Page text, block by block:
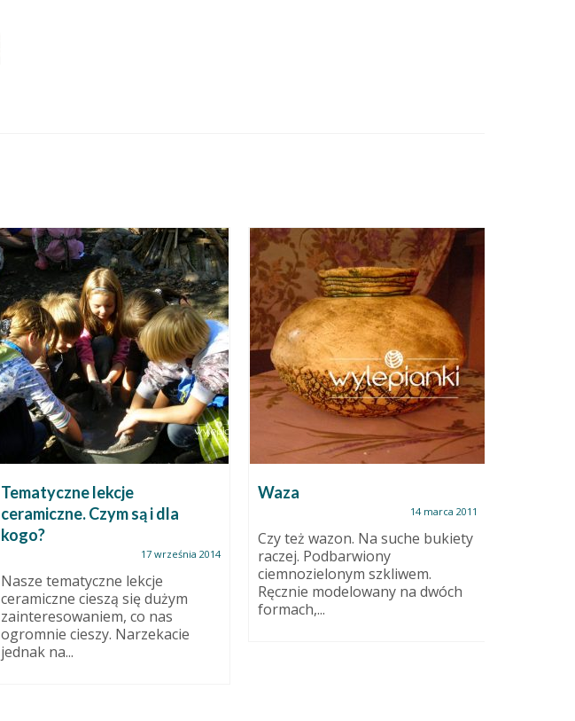
Tematyczne lekcje
ceramiczne. Czym są i dla
kogo?
17 września 2014
Nasze tematyczne lekcje
ceramiczne cieszą się dużym
zainteresowaniem, co nas
ogromnie cieszy. Narzekacie
jednak na...
Waza
14 marca 2011
Czy też wazon. Na suche bukiety
raczej. Podbarwiony
ciemnozielonym szkliwem.
Ręcznie modelowany na dwóch
formach,...